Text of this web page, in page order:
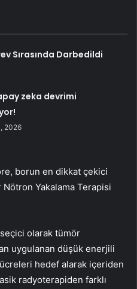
Sırasında Darbedildi
zeka devrimi
2026
borun en dikkat çekici
Nötron Yakalama Terapisi
olarak tümör
uygulanan düşük enerjili
hedef alarak içeriden
radyoterapiden farklı